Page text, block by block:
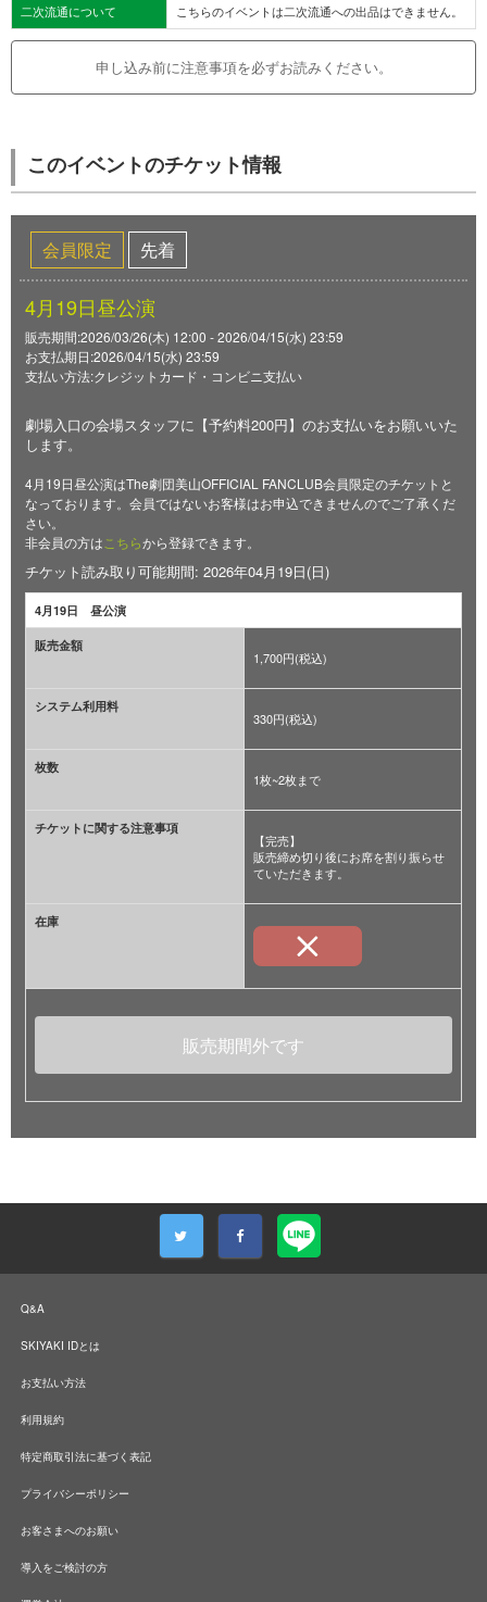
二次流通について
こちらのイベントは二次流通への出品はできません。
申し込み前に注意事項を必ずお読みください。
このイベントのチケット情報
会員限定 先着
4月19日昼公演
販売期間:2026/03/26(木) 12:00 - 2026/04/15(水) 23:59
お支払期日:2026/04/15(水) 23:59
支払い方法:クレジットカード・コンビニ支払い
劇場入口の会場スタッフに【予約料200円】のお支払いをお願いいた
します。
4月19日昼公演はThe劇団美山OFFICIAL FANCLUB会員限定のチケットと
なっております。会員ではないお客様はお申込できませんのでご了承くだ
さい。
非会員の方は こちらから登録できます。
チケット読み取り可能期間: 2026年04月19日(日)
4月19日 昼公演
販売金額
1,700円(税込)
システム利用料
330円(税込)
枚数
1枚~2枚まで
チケットに関する注意事項
【完売】
販売締め切り後にお席を割り振らせ
ていただきます。
在庫
販売期間外です
Q&A
SKIYAKI IDとは
お支払い方法
利用規約
特定商取引法に基づく表記
プライバシーポリシー
お客さまへのお願い
導入をご検討の方